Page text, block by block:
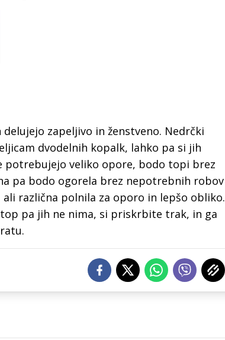
zapeljivo in ženstveno. Nedrčki
dvodelnih kopalk, lahko pa si jih
potrebujejo veliko opore, bodo topi brez
pa bodo ogorela brez nepotrebnih robov
različna polnila za oporo in lepšo obliko.
pa jih ne nima, si priskrbite trak, in ga